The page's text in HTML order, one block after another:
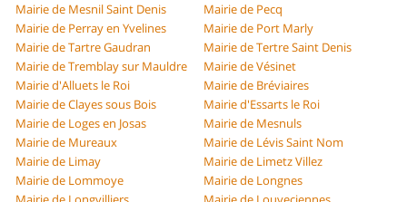
Mairie de Mesnil Saint Denis
Mairie de Pecq
Mairie de Perray en Yvelines
Mairie de Port Marly
Mairie de Tartre Gaudran
Mairie de Tertre Saint Denis
Mairie de Tremblay sur Mauldre
Mairie de Vésinet
Mairie d'Alluets le Roi
Mairie de Bréviaires
Mairie de Clayes sous Bois
Mairie d'Essarts le Roi
Mairie de Loges en Josas
Mairie de Mesnuls
Mairie de Mureaux
Mairie de Lévis Saint Nom
Mairie de Limay
Mairie de Limetz Villez
Mairie de Lommoye
Mairie de Longnes